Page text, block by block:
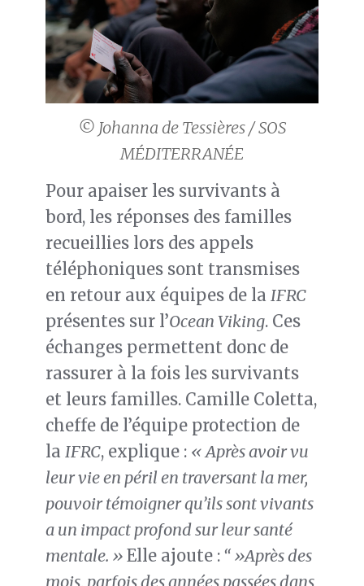
© Johanna de Tessières / SOS
MÉDITERRANÉE
Pour apaiser les survivants à
bord, les réponses des familles
recueillies lors des appels
téléphoniques sont transmises
en retour aux équipes de la IFRC
présentes sur l’Ocean Viking. Ces
échanges permettent donc de
rassurer à la fois les survivants
et leurs familles. Camille Coletta,
cheffe de l’équipe protection de
la IFRC, explique : « Après avoir vu
leur vie en péril en traversant la mer,
pouvoir témoigner qu’ils sont vivants
a un impact profond sur leur santé
mentale. » Elle ajoute : “ »Après des
mois, parfois des années passées dans